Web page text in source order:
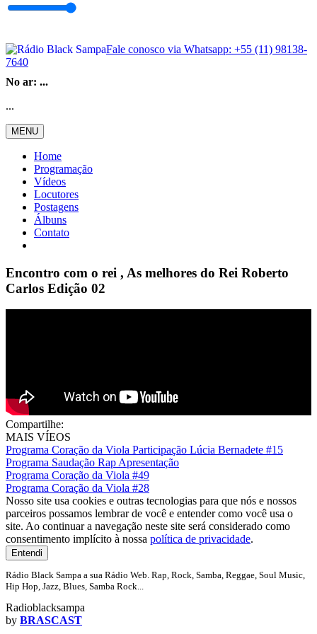
Fale conosco via Whatsapp: +55 (11) 98138-
7640
No ar: ...
...
MENU
Home
Programação
Vídeos
Locutores
Postagens
Álbuns
Contato
Encontro com o rei , As melhores do Rei Roberto
Carlos Edição 02
Compartilhe:
MAIS VÍEOS
Programa Coração da Viola Participação Lúcia Bernadete #15
Programa Saudação Rap Apresentação
Programa Coração da Viola #49
Programa Coração da Viola #28
Nosso site usa cookies e outras tecnologias para que nós e nossos
parceiros possamos lembrar de você e entender como você usa o
site. Ao continuar a navegação neste site será considerado como
consentimento implícito à nossa política de privacidade.
Entendi
Rádio Black Sampa a sua Rádio Web. Rap, Rock, Samba, Reggae, Soul Music,
Hip Hop, Jazz, Blues, Samba Rock...
Radioblacksampa
by BRASCAST